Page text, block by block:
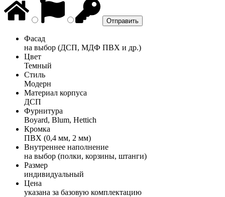
Фасад
на выбор (ДСП, МДФ ПВХ и др.)
Цвет
Темный
Стиль
Модерн
Материал корпуса
ДСП
Фурнитура
Boyard, Blum, Hettich
Кромка
ПВХ (0,4 мм, 2 мм)
Внутреннее наполнение
на выбор (полки, корзины, штанги)
Размер
индивидуальный
Цена
указана за базовую комплектацию